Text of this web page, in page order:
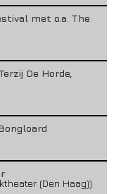
met o.a. The
De Horde,
(Den Haag))